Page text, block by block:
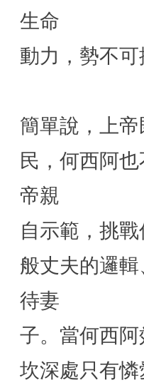
生命
動力，勢不可
簡單說，上
民，何西阿
帝親
自示範，挑
般丈夫的邏
待妻
子。當何西
坎深處只有